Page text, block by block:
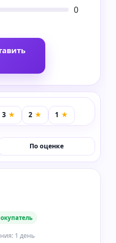
0
По оценке
1 день